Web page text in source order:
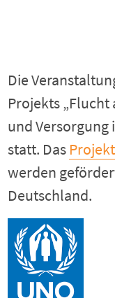
Die
Projekts „Flucht
und Versorgung
statt. Das Projekt
werden
Deutschland.